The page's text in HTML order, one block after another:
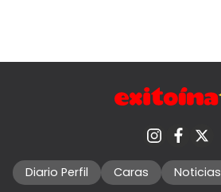
Diario Perfil Caras Noticias